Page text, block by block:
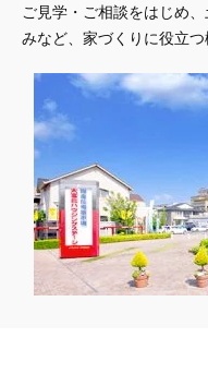
ご見学・ご相談をはじめ
みなど、家づくりに役立つ